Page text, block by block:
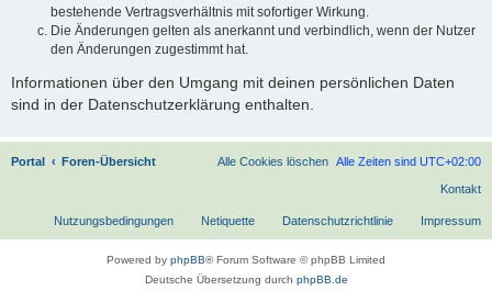
bestehende Vertragsverhältnis mit sofortiger Wirkung.
Die Änderungen gelten als anerkannt und verbindlich, wenn der Nutzer
den Änderungen zugestimmt hat.
Informationen über den Umgang mit deinen persönlichen Daten
sind in der Datenschutzerklärung enthalten.
Portal Foren-Übersicht Alle Zeiten sind UTC+02:00
Alle Cookies löschen
Kontakt
Impressum
Datenschutzrichtlinie
Netiquette
Nutzungsbedingungen
Powered by phpBB® Forum Software © phpBB Limited
Deutsche Übersetzung durch phpBB.de